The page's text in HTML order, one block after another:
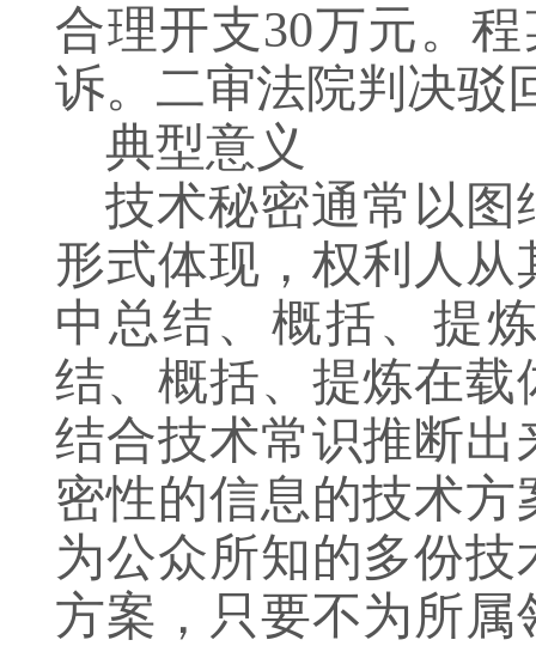
合理开支30万元。
诉。二审法院判决驳
典型意义
技术秘密通常以
形式体现，权利人
中总结、概括、提
结、概括、提炼在
结合技术常识推断
密性的信息的技术
为公众所知的多份
方案，只要不为所